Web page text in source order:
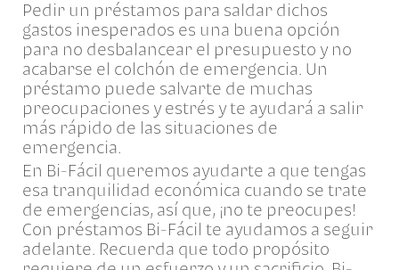
Pedir un préstamos para saldar dichos
gastos inesperados es una buena opción
para no desbalancear el presupuesto y no
acabarse el colchón de emergencia. Un
préstamo puede salvarte de muchas
preocupaciones y estrés y te ayudará a salir
más rápido de las situaciones de
emergencia.
En Bi-Fácil queremos ayudarte a que tengas
esa tranquilidad económica cuando se trate
de emergencias, así que, ¡no te preocupes!
Con préstamos Bi-Fácil te ayudamos a seguir
adelante. Recuerda que todo propósito